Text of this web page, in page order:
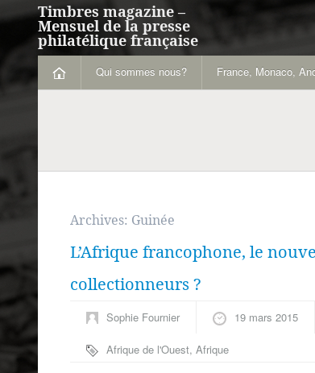
Timbres magazine –
Mensuel de la presse
philatélique française
Qui sommes nous? France, Monaco,
Archives: Guinée
L’Afrique francophone, le
collectionneurs ?
Sophie Fournier 19 mars 2015
Afrique de l'Ouest, Afrique